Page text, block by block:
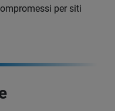
per siti